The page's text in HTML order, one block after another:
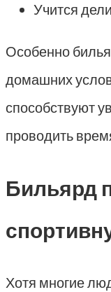
Учится
Особенно
домашних
способствуют
проводить
Бильярд
Хотя многие